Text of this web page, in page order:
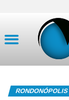
RONDONÓPOLIS